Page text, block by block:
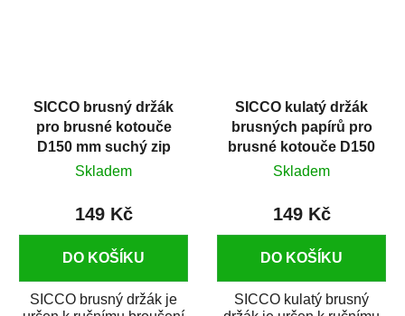
SICCO brusný držák
pro brusné kotouče
D150 mm suchý zip
Skladem
149 Kč
DO KOŠÍKU
SICCO brusný držák je
SICCO kulatý držák
brusných papírů pro
brusné kotouče D150
mm suchý zip
Skladem
149 Kč
DO KOŠÍKU
SICCO kulatý brusný